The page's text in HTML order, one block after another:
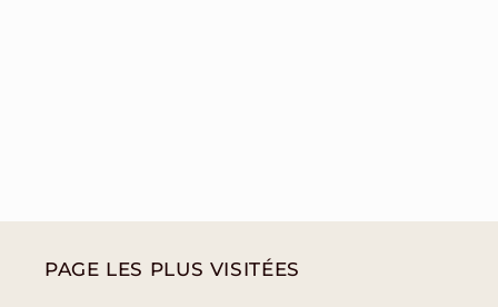
PAGE LES PLUS VISITÉES